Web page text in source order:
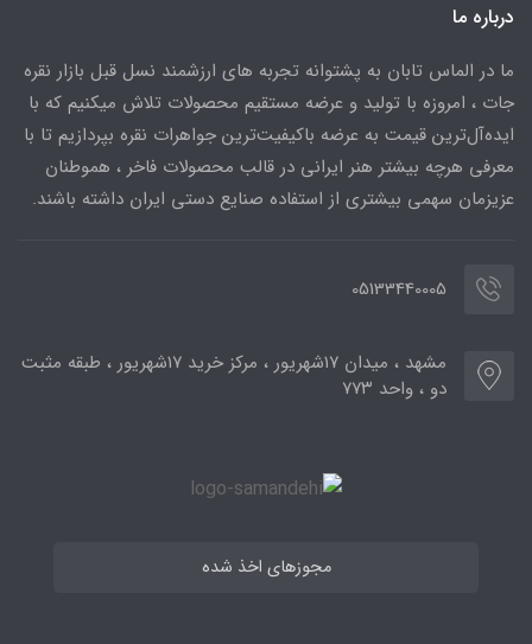
درباره ما
ما در الماس تابان به پشتوانه تجربه های ارزشمند نسل قبل بازار نقره
جات ، امروزه با تولید و عرضه مستقیم محصولات تلاش میکنیم که با
ایده‌آل‌ترین قیمت به عرضه باکیفیت‌ترین جواهرات نقره بپردازیم تا با
معرفی هرچه بیشتر هنر ایرانی در قالب محصولات فاخر ، هموطنان
عزیزمان سهمی بیشتری از استفاده صنایع دستی ایران داشته باشند.
05133440005
مشهد ، میدان ۱۷شهریور ، مرکز خرید ۱۷شهریور ، طبقه مثبت
دو ، واحد ۷۷۳
مجوزهای اخذ شده